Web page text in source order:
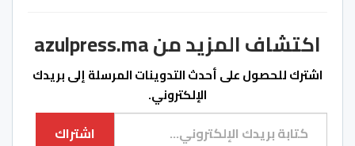
"الموروث الثقافي تاريخ
وحضارة.. مؤهلات في
خدمة التنمية". وفي هذا
الإطار سيحيي كل من
اكتشاف المزيد من azulpress.ma
اشترك للحصول على أحدث التدوينات المرسلة إلى بريدك
الإلكتروني.
كتابة بريدك الإلكتروني...
اشتراك